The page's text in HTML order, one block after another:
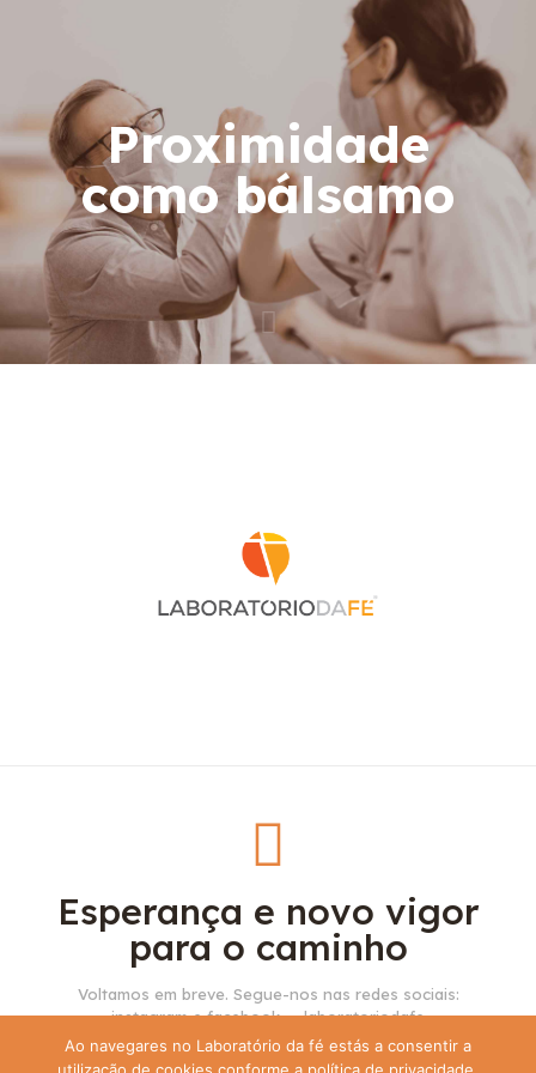
Proximidade
como bálsamo
Esperança e novo vigor
para o caminho
Voltamos em breve. Segue-nos nas redes sociais:
instagram e facebook — laboratoriodafe
Ao navegares no Laboratório da fé estás a consentir a